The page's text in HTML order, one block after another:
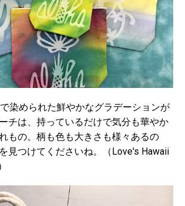
染められた鮮やかなグラデーションが
チは、持っているだけで気分も華やか
もの。柄も色も大きさも様々あるの
見つけてくださいね。（Love's Hawaii